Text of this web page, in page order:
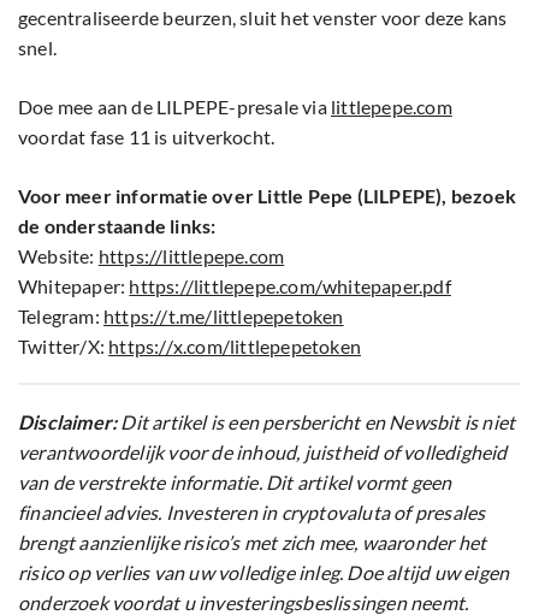
gecentraliseerde beurzen, sluit het venster voor deze kans
snel.
Doe mee aan de LILPEPE-presale via littlepepe.com
voordat fase 11 is uitverkocht.
Voor meer informatie over Little Pepe (LILPEPE), bezoek
de onderstaande links:
Website: https://littlepepe.com
Whitepaper: https://littlepepe.com/whitepaper.pdf
Telegram: https://t.me/littlepepetoken
Twitter/X: https://x.com/littlepepetoken
Disclaimer:Dit artikel is een persbericht en Newsbit is niet
verantwoordelijk voor de inhoud, juistheid of volledigheid
van de verstrekte informatie. Dit artikel vormt geen
financieel advies. Investeren in cryptovaluta of presales
brengt aanzienlijke risico’s met zich mee, waaronder het
risico op verlies van uw volledige inleg. Doe altijd uw eigen
onderzoek voordat u investeringsbeslissingen neemt.